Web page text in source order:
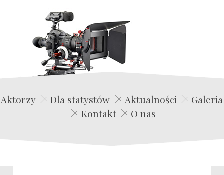
Edwin Film Agencja Aktorska
Aktorzy Dla statystów Aktualności
Galeria
Kontakt
O nas